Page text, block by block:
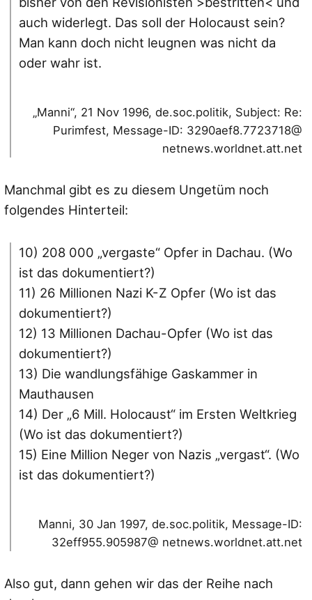
auch widerlegt. Das soll der Holocaust sein?
Man kann doch nicht leugnen was nicht da
oder wahr ist.
„Manni“, 21 Nov 1996, de.soc.politik, Subject: Re:
Purimfest, Message-ID: 3290aef8.7723718@
netnews.worldnet.att.net
Manchmal gibt es zu diesem Ungetüm noch
folgendes Hinterteil:
10) 208 000 „vergaste“ Opfer in Dachau. (Wo
ist das dokumentiert?)
11) 26 Millionen Nazi K-Z Opfer (Wo ist das
dokumentiert?)
12) 13 Millionen Dachau-Opfer (Wo ist das
dokumentiert?)
13) Die wandlungsfähige Gaskammer in
Mauthausen
14) Der „6 Mill. Holocaust“ im Ersten Weltkrieg
(Wo ist das dokumentiert?)
15) Eine Million Neger von Nazis „vergast“. (Wo
ist das dokumentiert?)
Manni, 30 Jan 1997, de.soc.politik, Message-ID:
32eff955.905987@ netnews.worldnet.att.net
Also gut, dann gehen wir das der Reihe nach